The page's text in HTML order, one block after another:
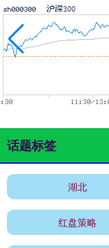
话题标签
湖北
红盘策略